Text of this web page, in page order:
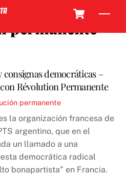
permanente
democráticas –
Révolution Permanente
permanente
la organización francesa de
argentino, que en el
un llamado a una
democrática radical
bonapartista” en Francia.